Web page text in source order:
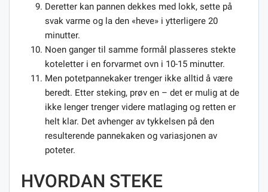
Deretter kan pannen dekkes med lokk, sette på
svak varme og la den «heve» i ytterligere 20
minutter.
Noen ganger til samme formål plasseres stekte
koteletter i en forvarmet ovn i 10-15 minutter.
Men potetpannekaker trenger ikke alltid å være
beredt. Etter steking, prøv en – det er mulig at de
ikke lenger trenger videre matlaging og retten er
helt klar. Det avhenger av tykkelsen på den
resulterende pannekaken og variasjonen av
poteter.
HVORDAN STEKE